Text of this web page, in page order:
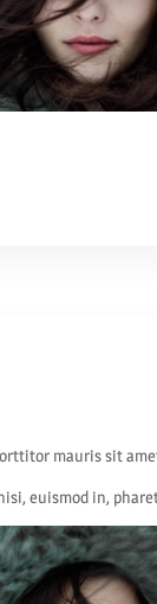
mauris sit
euismod in,